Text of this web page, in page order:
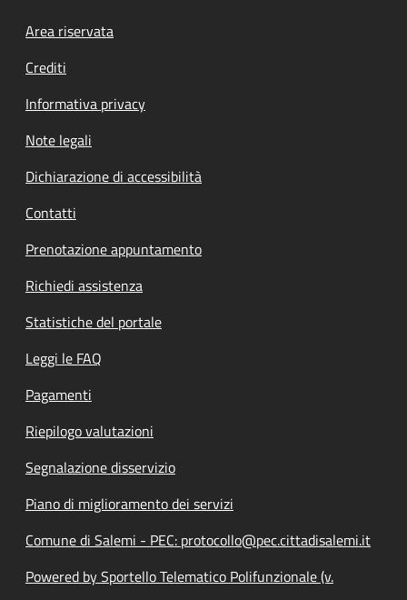
Footer menu
Area riservata
Crediti
Informativa privacy
Note legali
Dichiarazione di accessibilità
Contatti
Prenotazione appuntamento
Richiedi assistenza
Statistiche del portale
Leggi le FAQ
Pagamenti
Riepilogo valutazioni
Segnalazione disservizio
Piano di miglioramento dei servizi
Comune di Salemi - PEC: protocollo@pec.cittadisalemi.it
Powered by Sportello Telematico Polifunzionale (v.